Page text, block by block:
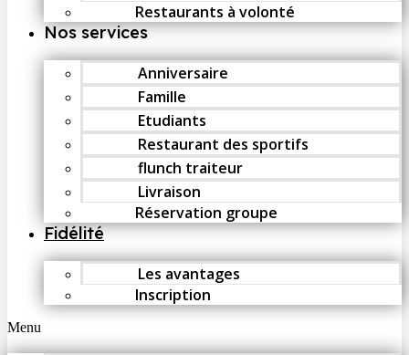
Restaurants à volonté
Nos services
Anniversaire
Famille
Etudiants
Restaurant des sportifs
flunch traiteur
Livraison
Réservation groupe
Fidélité
Les avantages
Inscription
Menu